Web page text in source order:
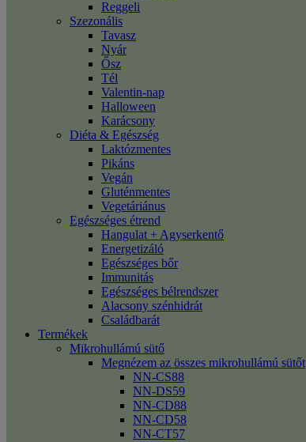
Reggeli
Szezonális
Tavasz
Nyár
Ősz
Tél
Valentin-nap
Halloween
Karácsony
Diéta & Egészség
Laktózmentes
Pikáns
Vegán
Gluténmentes
Vegetáriánus
Egészséges étrend
Hangulat + Agyserkentő
Energetizáló
Egészséges bőr
Immunitás
Egészséges bélrendszer
Alacsony szénhidrát
Családbarát
Termékek
Mikrohullámú sütő
Megnézem az összes mikrohullámú sütőt
NN-CS88
NN-DS59
NN-CD88
NN-CD58
NN-CT57